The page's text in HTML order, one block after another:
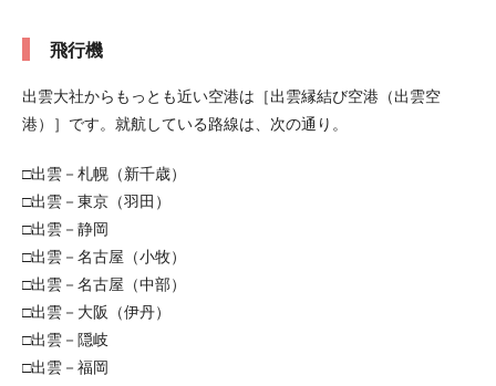
飛行機
出雲大社からもっとも近い空港は［出雲縁結び空港（出雲空
港）］です。就航している路線は、次の通り。
□出雲－札幌（新千歳）
□出雲－東京（羽田）
□出雲－静岡
□出雲－名古屋（小牧）
□出雲－名古屋（中部）
□出雲－大阪（伊丹）
□出雲－隠岐
□出雲－福岡